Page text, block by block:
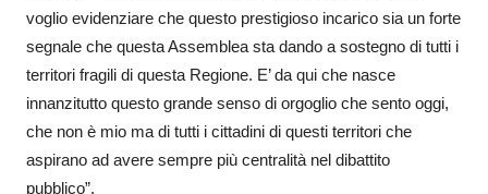
voglio evidenziare che questo prestigioso incarico sia un forte
segnale che questa Assemblea sta dando a sostegno di tutti i
territori fragili di questa Regione. E’ da qui che nasce
innanzitutto questo grande senso di orgoglio che sento oggi,
che non è mio ma di tutti i cittadini di questi territori che
aspirano ad avere sempre più centralità nel dibattito
pubblico”.